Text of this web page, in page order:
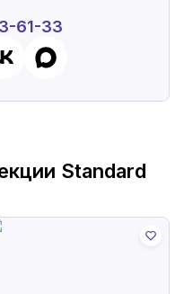
61-33
Standard